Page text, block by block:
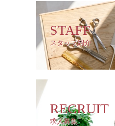
STAFF
スタッフ紹介
RECRUIT
求人募集